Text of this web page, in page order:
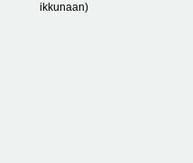
ikkunaan)